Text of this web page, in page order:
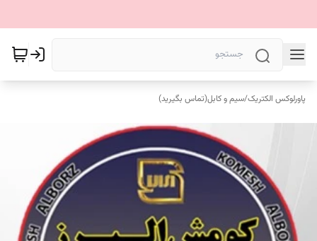
پاورلوکس الکتریک/سیم و کابل(تماس بگیرید)